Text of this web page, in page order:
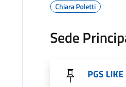
Chiara Poletti
Sede
PGS